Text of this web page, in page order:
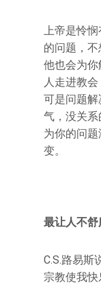
上帝是怜
的问题，不
他也会为
人走进教
可是问题
气，没关
为你的问
变。
最让人不
C.S.路易斯
宗教使我